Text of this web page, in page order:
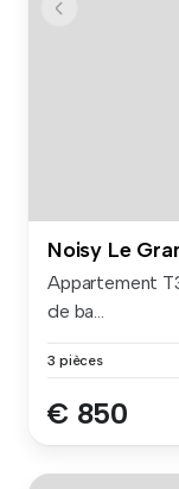
Noisy Le
Appartement
de ba...
3 pièces
€ 850